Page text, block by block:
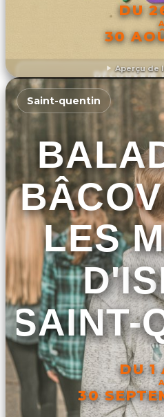
Aperçu de
DU
30
DÉCOUVRIR
Saint-quentin
LES
SAINT-
DU 1
30